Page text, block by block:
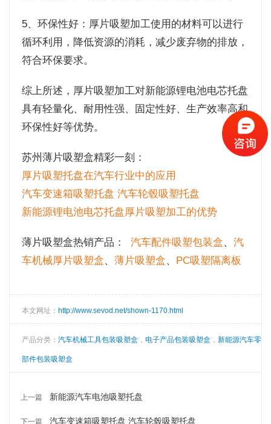
5、环保性好：厚片吸塑加工使用的材料可以进行
循环利用，降低资源的消耗，减少废弃物的排放，
符合环保要求。
综上所述，厚片吸塑加工对新能源锂电池电芯托盘
具有轻量化、耐用性强、固定性好、生产效率高和
环保性好等优势。
苏州薄片吸塑盒精彩一刻：
厚片吸塑托盘在汽车行业中的应用
汽车变速箱吸塑托盘 汽车轮毂吸塑托盘
新能源锂电池电芯托盘厚片吸塑加工的优势
薄片吸塑盒热销产品： 汽车配件吸塑包装盒、 汽
车机械厚片吸塑盒、 薄片吸塑盒、 PC吸塑隔离板
本文网址： http://www.sevod.net/shown-1170.html
产品分类： 汽车机械工具包装吸塑盒 ， 电子产品包装吸塑盒 ， 新能源汽车零
部件包装吸塑盒
上一篇 新能源汽车电池吸塑托盘
下一篇 汽车变速箱吸塑托盘 汽车轮毂吸塑托盘